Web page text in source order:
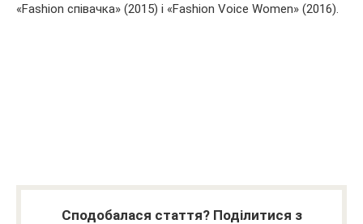
«Fashion співачка» (2015) і «Fashion Voice Women» (2016).
Сподобалася стаття? Поділитися з